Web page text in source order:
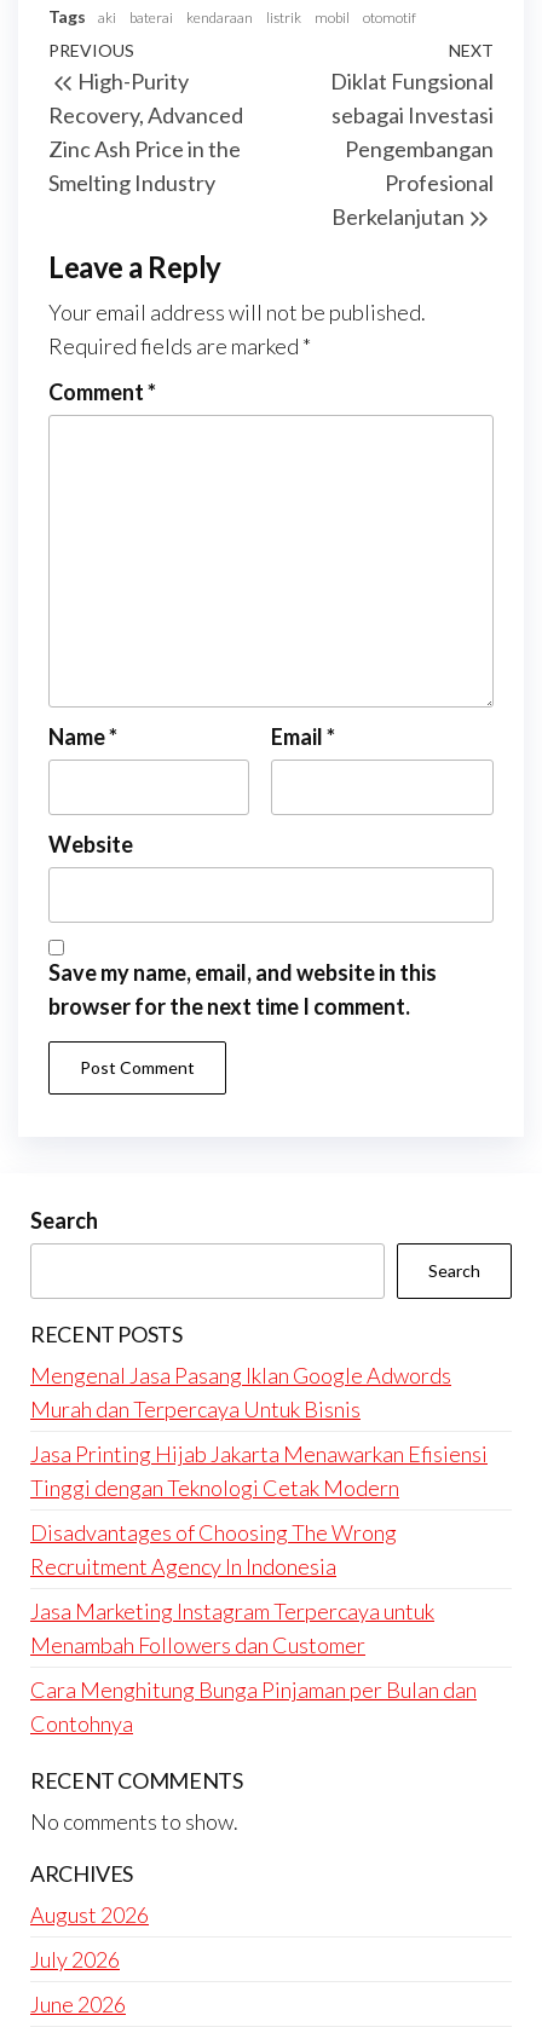
Tags aki baterai kendaraan listrik mobil otomotif
Post
navigation
Previous
Post
PREVIOUS
High-Purity
Recovery, Advanced
Zinc Ash Price in the
Smelting Industry
NEXT
Diklat Fungsional
sebagai Investasi
Pengembangan
Profesional
Berkelanjutan
Leave a Reply
Your email address will not be published.
Required fields are marked *
Comment*
Name* Email*
Website
Save my name, email, and website in this
browser for the next time I comment.
Search
Search
RECENT POSTS
Mengenal Jasa Pasang Iklan Google Adwords
Murah dan Terpercaya Untuk Bisnis
Jasa Printing Hijab Jakarta Menawarkan Efisiensi
Tinggi dengan Teknologi Cetak Modern
Disadvantages of Choosing The Wrong
Recruitment Agency In Indonesia
Jasa Marketing Instagram Terpercaya untuk
Menambah Followers dan Customer
Cara Menghitung Bunga Pinjaman per Bulan dan
Contohnya
RECENT COMMENTS
No comments to show.
ARCHIVES
August 2026
July 2026
June 2026